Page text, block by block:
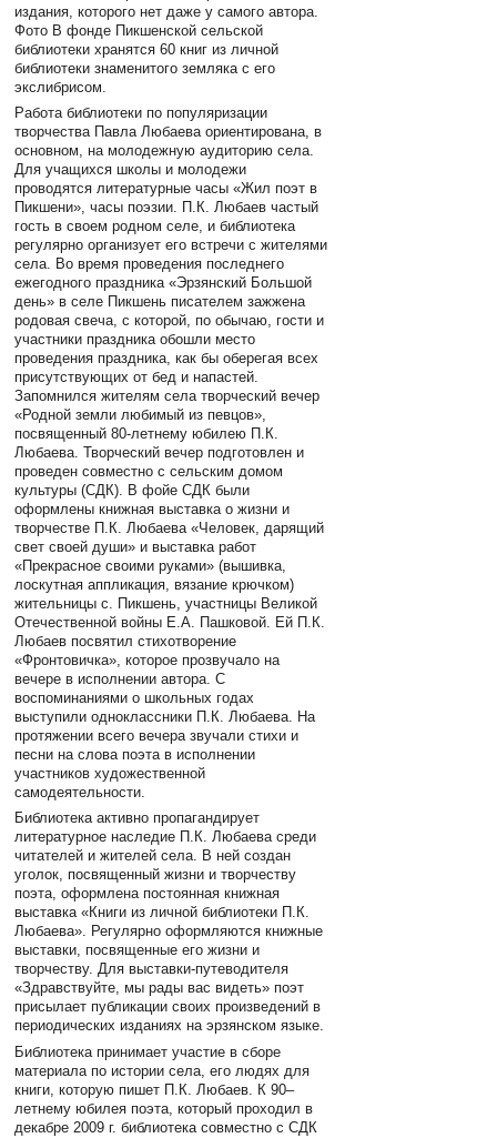
издания, которого нет даже у самого автора.
Фото В фонде Пикшенской сельской
библиотеки хранятся 60 книг из личной
библиотеки знаменитого земляка с его
экслибрисом.
Работа библиотеки по популяризации
творчества Павла Любаева ориентирована, в
основном, на молодежную аудиторию села.
Для учащихся школы и молодежи
проводятся литературные часы «Жил поэт в
Пикшени», часы поэзии. П.К. Любаев частый
гость в своем родном селе, и библиотека
регулярно организует его встречи с жителями
села. Во время проведения последнего
ежегодного праздника «Эрзянский Большой
день» в селе Пикшень писателем зажжена
родовая свеча, с которой, по обычаю, гости и
участники праздника обошли место
проведения праздника, как бы оберегая всех
присутствующих от бед и напастей.
Запомнился жителям села творческий вечер
«Родной земли любимый из певцов»,
посвященный 80-летнему юбилею П.К.
Любаева. Творческий вечер подготовлен и
проведен совместно с сельским домом
культуры (СДК). В фойе СДК были
оформлены книжная выставка о жизни и
творчестве П.К. Любаева «Человек, дарящий
свет своей души» и выставка работ
«Прекрасное своими руками» (вышивка,
лоскутная аппликация, вязание крючком)
жительницы с. Пикшень, участницы Великой
Отечественной войны Е.А. Пашковой. Ей П.К.
Любаев посвятил стихотворение
«Фронтовичка», которое прозвучало на
вечере в исполнении автора. С
воспоминаниями о школьных годах
выступили одноклассники П.К. Любаева. На
протяжении всего вечера звучали стихи и
песни на слова поэта в исполнении
участников художественной
самодеятельности.
Библиотека активно пропагандирует
литературное наследие П.К. Любаева среди
читателей и жителей села. В ней создан
уголок, посвященный жизни и творчеству
поэта, оформлена постоянная книжная
выставка «Книги из личной библиотеки П.К.
Любаева». Регулярно оформляются книжные
выставки, посвященные его жизни и
творчеству. Для выставки-путеводителя
«Здравствуйте, мы рады вас видеть» поэт
присылает публикации своих произведений в
периодических изданиях на эрзянском языке.
Библиотека принимает участие в сборе
материала по истории села, его людях для
книги, которую пишет П.К. Любаев. К 90–
летнему юбилея поэта, который проходил в
декабре 2009 г. библиотека совместно с СДК